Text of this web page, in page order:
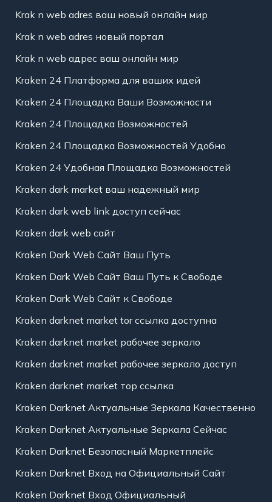
Krak n web adres ваш новый онлайн мир
Krak n web adres новый портал
Krak n web адрес ваш онлайн мир
Kraken 24 Платформа для ваших идей
Kraken 24 Площадка Ваши Возможности
Kraken 24 Площадка Возможностей
Kraken 24 Площадка Возможностей Удобно
Kraken 24 Удобная Площадка Возможностей
Kraken dark market ваш надежный мир
Kraken dark web link доступ сейчас
Kraken dark web сайт
Kraken Dark Web Сайт Ваш Путь
Kraken Dark Web Сайт Ваш Путь к Свободе
Kraken Dark Web Сайт к Свободе
Kraken darknet market tor ссылка доступна
Kraken darknet market рабочее зеркало
Kraken darknet market рабочее зеркало доступ
Kraken darknet market тор ссылка
Kraken Darknet Актуальные Зеркала Качественно
Kraken Darknet Актуальные Зеркала Сейчас
Kraken Darknet Безопасный Маркетплейс
Kraken Darknet Вход на Официальный Сайт
Kraken Darknet Вход Официальный